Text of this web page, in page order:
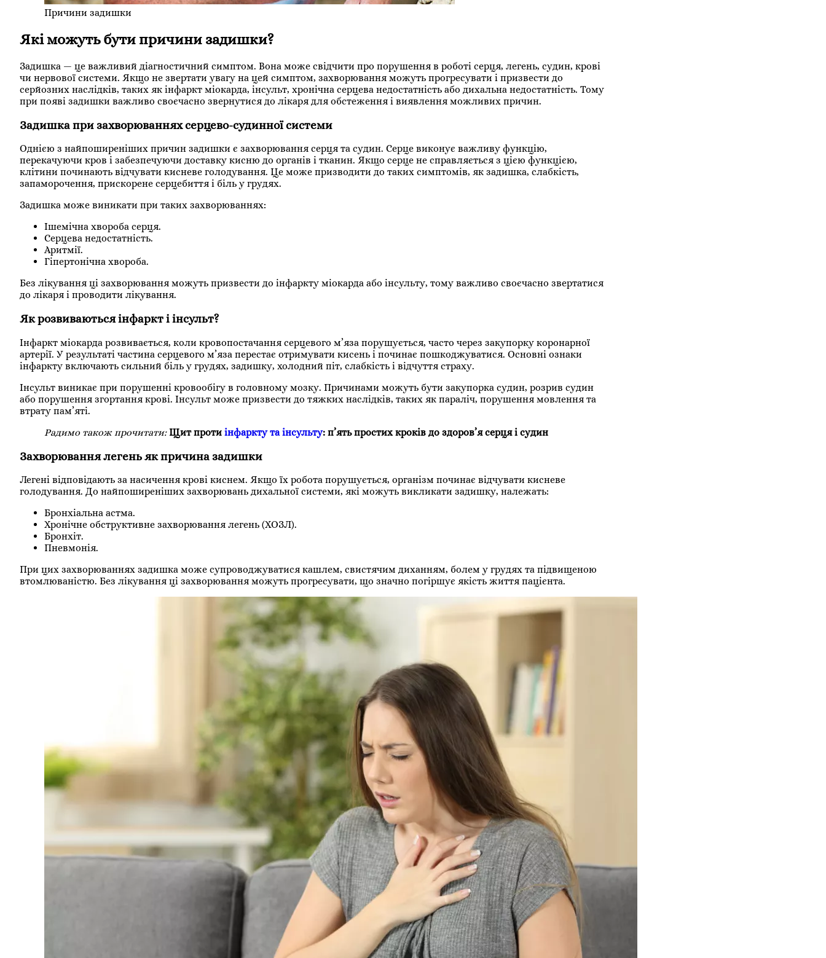
Причини задишки
Які можуть бути причини задишки?
Задишка — це важливий діагностичний симптом. Вона може свідчити про порушення в роботі серця, легень, судин, крові
чи нервової системи. Якщо не звертати увагу на цей симптом, захворювання можуть прогресувати і призвести до
серйозних наслідків, таких як інфаркт міокарда, інсульт, хронічна серцева недостатність або дихальна недостатність. Тому
при появі задишки важливо своєчасно звернутися до лікаря для обстеження і виявлення можливих причин.
Задишка при захворюваннях серцево-судинної системи
Однією з найпоширеніших причин задишки є захворювання серця та судин. Серце виконує важливу функцію,
перекачуючи кров і забезпечуючи доставку кисню до органів і тканин. Якщо серце не справляється з цією функцією,
клітини починають відчувати кисневе голодування. Це може призводити до таких симптомів, як задишка, слабкість,
запаморочення, прискорене серцебиття і біль у грудях.
Задишка може виникати при таких захворюваннях:
Ішемічна хвороба серця.
Серцева недостатність.
Аритмії.
Гіпертонічна хвороба.
Без лікування ці захворювання можуть призвести до інфаркту міокарда або інсульту, тому важливо своєчасно звертатися
до лікаря і проводити лікування.
Як розвиваються інфаркт і інсульт?
Інфаркт міокарда розвивається, коли кровопостачання серцевого м’яза порушується, часто через закупорку коронарної
артерії. У результаті частина серцевого м’яза перестає отримувати кисень і починає пошкоджуватися. Основні ознаки
інфаркту включають сильний біль у грудях, задишку, холодний піт, слабкість і відчуття страху.
Інсульт виникає при порушенні кровообігу в головному мозку. Причинами можуть бути закупорка судин, розрив судин
або порушення згортання крові. Інсульт може призвести до тяжких наслідків, таких як параліч, порушення мовлення та
втрату пам’яті.
Радимо також прочитати: Щит проти інфаркту та інсульту: п’ять простих кроків до здоров’я серця і судин
Захворювання легень як причина задишки
Легені відповідають за насичення крові киснем. Якщо їх робота порушується, організм починає відчувати кисневе
голодування. До найпоширеніших захворювань дихальної системи, які можуть викликати задишку, належать:
Бронхіальна астма.
Хронічне обструктивне захворювання легень (ХОЗЛ).
Бронхіт.
Пневмонія.
При цих захворюваннях задишка може супроводжуватися кашлем, свистячим диханням, болем у грудях та підвищеною
втомлюваністю. Без лікування ці захворювання можуть прогресувати, що значно погіршує якість життя пацієнта.